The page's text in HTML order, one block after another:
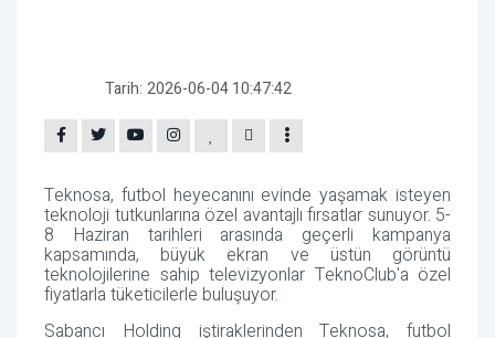
Tarih: 2026-06-04 10:47:42
Teknosa, futbol heyecanını evinde yaşamak isteyen
teknoloji tutkunlarına özel avantajlı fırsatlar sunuyor. 5-
8 Haziran tarihleri arasında geçerli kampanya
kapsamında, büyük ekran ve üstün görüntü
teknolojilerine sahip televizyonlar TeknoClub'a özel
fiyatlarla tüketicilerle buluşuyor.
Sabancı Holding iştiraklerinden Teknosa, futbol